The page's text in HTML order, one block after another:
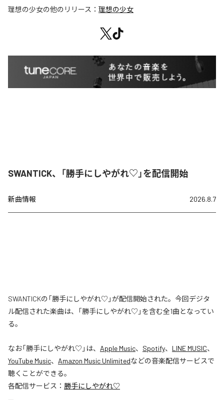
理想の少女の他のリリース： 理想の少女
SWANTICK、「勝手にしやがれ♡」を配信開始
新曲情報 2026.8.7
SWANTICKの「勝手にしやがれ♡」が配信開始された。今回デジタ
ル配信された楽曲は、「勝手にしやがれ♡」を含む全1曲となってい
る。
なお「勝手にしやがれ♡ 」は、 Apple Music、 Spotify、 LINE MUSIC、
YouTube Music、 Amazon Music Unlimitedなどの音楽配信サービスで
聴くことができる。
各配信サービス： 勝手にしやがれ♡